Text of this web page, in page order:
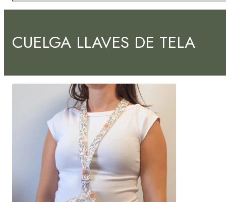
CUELGA LLAVES DE TELA